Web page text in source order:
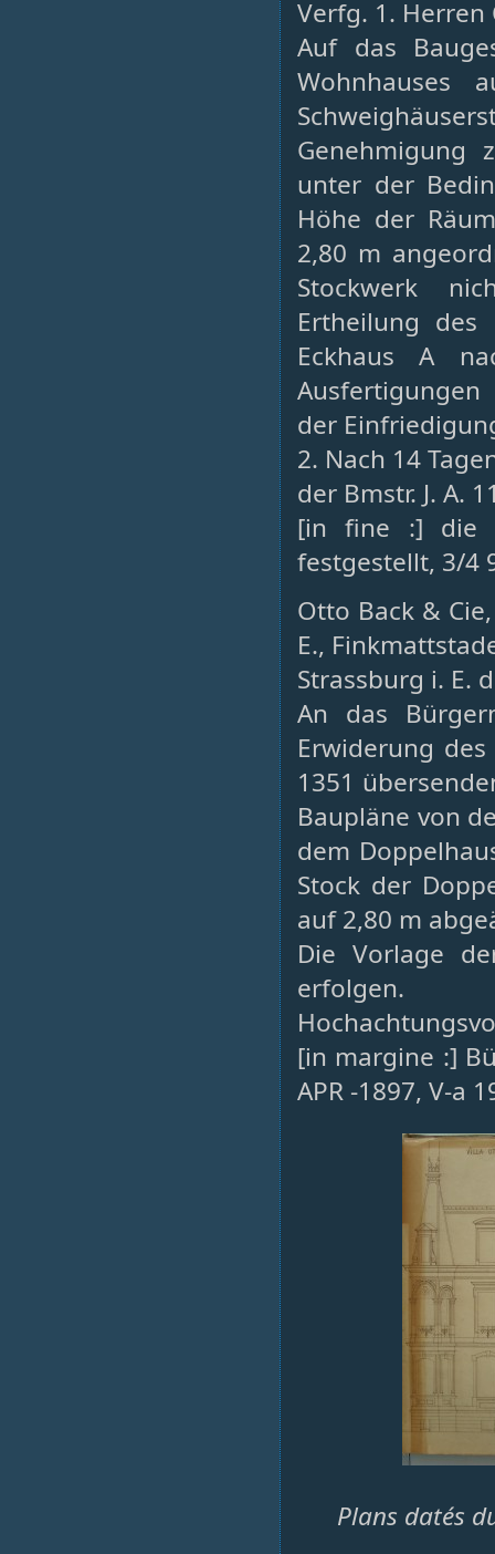
Verfg. 1. Herren
Auf das
Wohnhauses
Genehmigung
unter der
Höhe der
2,80 m
Stockwerk
Ertheilung
Eckhaus A
der
2. Nach 14
der Bmstr. J. A.
[in fine :] die
festgestellt, 3/4
Otto Back &
E.,
Strassburg i. E.
An das
Erwiderung
1351
Baupläne von
dem
Stock der
auf 2,80 m
Die Vorlage
erfolgen.
[in margine :]
APR -1897, V-a
Plans datés